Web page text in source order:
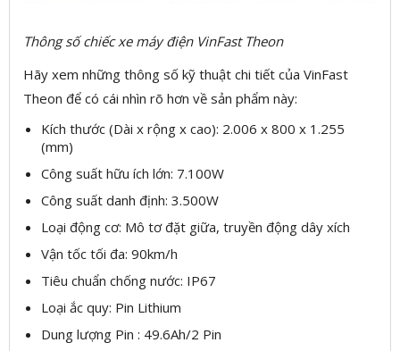
Thông số chiếc xe máy điện VinFast Theon
Hãy xem những thông số kỹ thuật chi tiết của VinFast
Theon để có cái nhìn rõ hơn về sản phẩm này:
Kích thước (Dài x rộng x cao): 2.006 x 800 x 1.255
(mm)
Công suất hữu ích lớn: 7.100W
Công suất danh định: 3.500W
Loại động cơ: Mô tơ đặt giữa, truyền động dây xích
Vận tốc tối đa: 90km/h
Tiêu chuẩn chống nước: IP67
Loại ắc quy: Pin Lithium
Dung lượng Pin : 49.6Ah/2 Pin